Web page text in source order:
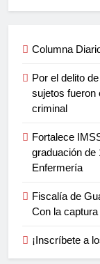
Columna
Por el delito
sujetos fueron
criminal
Fortalece
graduación de
Enfermería
Fiscalía de
Con la
¡Inscríbete a